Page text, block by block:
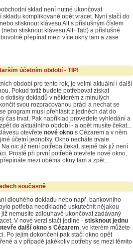
sklad není nutné ukončovat
komplikovaně opět vracet. Nyní stačí do
stisknout klávesu Alt s příslušným číslem
stisknout klávesu Alt+Tab) a příslušné
přepínat mezi více okny tam a zase
účetním období - TIP!
období pro tento rok, je velmi aktuální i další
Pokud totiž budete potřebovat získat
dotisky dokladů v některém z minulých
svou rozpracovanou práci a nechat se
program musí přehlásit z jedněch dat do
čas trvat. Pak například provedete vyhledání a
do aktuálního období - a opět musíte čekat...
otevřete nové okno s Cézarem a v něm
účetní jednotky. Okno necháte trvale
nic již není potřeba čekat, stejně tak již není
Prostě při první potřebě otevřete nové okno,
mezi oběma okny tam a zpět...
současně
dlouhého dokladu nebo např. bankovního
potřeba neodkladně uskutečnit nějakou
nemusíte zdlouhavě ukončovat zadávaný
V nové verzi stačí jediné - stisknout jednu
další okno s Cézarem, ve kterém můžete
Po jejím dokončení pak stačí okno opět
a v případě jakékoliv potřeby se mezi těmito